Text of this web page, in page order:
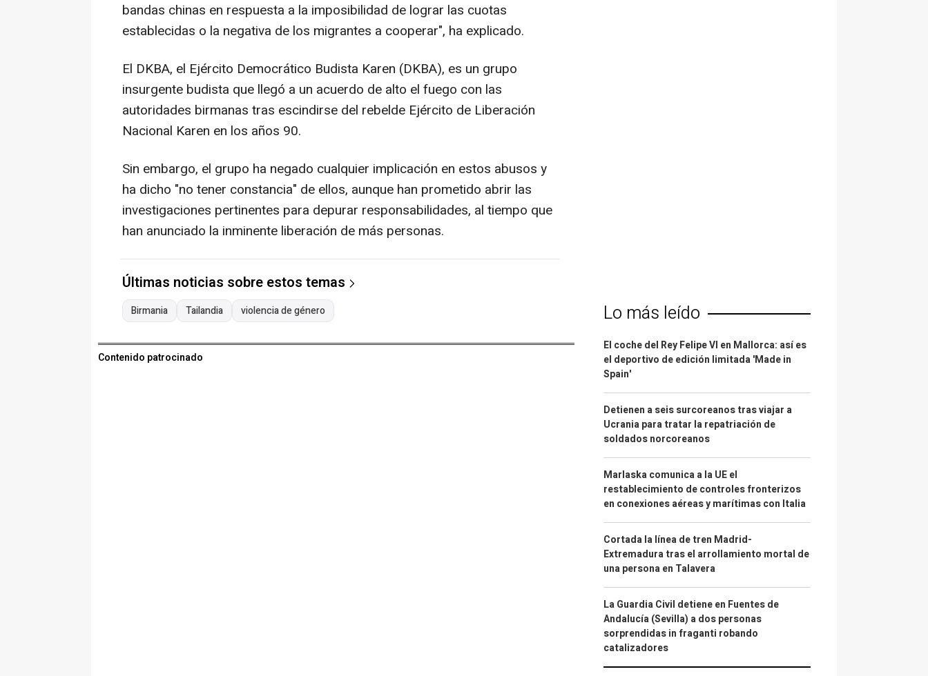
bandas chinas en respuesta a la imposibilidad de lograr las cuotas
establecidas o la negativa de los migrantes a cooperar", ha explicado.
El DKBA, el Ejército Democrático Budista Karen (DKBA), es un grupo
insurgente budista que llegó a un acuerdo de alto el fuego con las
autoridades birmanas tras escindirse del rebelde Ejército de Liberación
Nacional Karen en los años 90.
Sin embargo, el grupo ha negado cualquier implicación en estos abusos y
ha dicho "no tener constancia" de ellos, aunque han prometido abrir las
investigaciones pertinentes para depurar responsabilidades, al tiempo que
han anunciado la inminente liberación de más personas.
Últimas noticias sobre estos temas
Birmania Tailandia violencia de género
Contenido patrocinado
Lo más leído
El coche del Rey Felipe VI en Mallorca: así es
el deportivo de edición limitada 'Made in
Spain'
Detienen a seis surcoreanos tras viajar a
Ucrania para tratar la repatriación de
soldados norcoreanos
Marlaska comunica a la UE el
restablecimiento de controles fronterizos
en conexiones aéreas y marítimas con Italia
Cortada la línea de tren Madrid-
Extremadura tras el arrollamiento mortal de
una persona en Talavera
La Guardia Civil detiene en Fuentes de
Andalucía (Sevilla) a dos personas
sorprendidas in fraganti robando
catalizadores